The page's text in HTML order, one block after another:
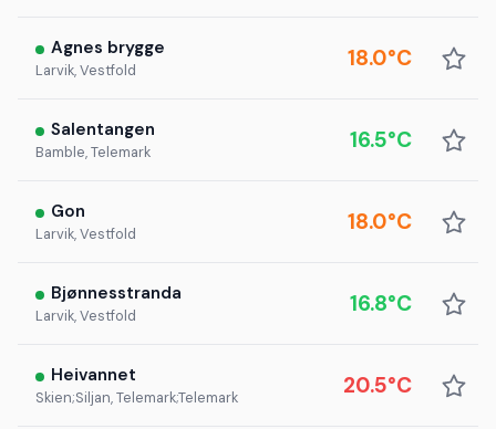
Agnes brygge
Larvik, Vestfold 18.0°C
Salentangen
Bamble, Telemark 16.5°C
Gon
Larvik, Vestfold 18.0°C
Bjønnesstranda
Larvik, Vestfold 16.8°C
Heivannet
Skien;Siljan, Telemark;Telemark 20.5°C